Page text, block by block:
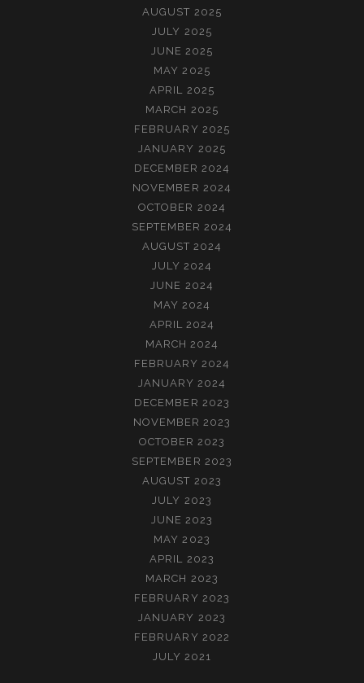
AUGUST 2025
JULY 2025
JUNE 2025
MAY 2025
APRIL 2025
MARCH 2025
FEBRUARY 2025
JANUARY 2025
DECEMBER 2024
NOVEMBER 2024
OCTOBER 2024
SEPTEMBER 2024
AUGUST 2024
JULY 2024
JUNE 2024
MAY 2024
APRIL 2024
MARCH 2024
FEBRUARY 2024
JANUARY 2024
DECEMBER 2023
NOVEMBER 2023
OCTOBER 2023
SEPTEMBER 2023
AUGUST 2023
JULY 2023
JUNE 2023
MAY 2023
APRIL 2023
MARCH 2023
FEBRUARY 2023
JANUARY 2023
FEBRUARY 2022
JULY 2021